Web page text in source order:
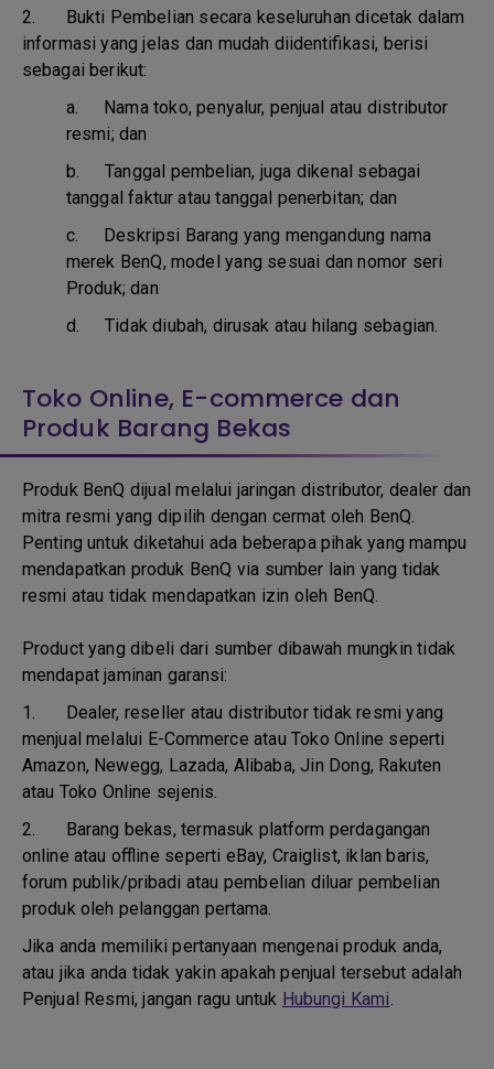
2. Bukti Pembelian secara keseluruhan dicetak dalam
informasi yang jelas dan mudah diidentifikasi, berisi
sebagai berikut:
a. Nama toko, penyalur, penjual atau distributor
resmi; dan
b. Tanggal pembelian, juga dikenal sebagai
tanggal faktur atau tanggal penerbitan; dan
c. Deskripsi Barang yang mengandung nama
merek BenQ, model yang sesuai dan nomor seri
Produk; dan
d.Tidak diubah, dirusak atau hilang sebagian.
Toko Online, E-commerce dan
Produk Barang Bekas
Produk BenQ dijual melalui jaringan distributor, dealer dan
mitra resmi yang dipilih dengan cermat oleh BenQ.
Penting untuk diketahui ada beberapa pihak yang mampu
mendapatkan produk BenQ via sumber lain yang tidak
resmi atau tidak mendapatkan izin oleh BenQ.
Product yang dibeli dari sumber dibawah mungkin tidak
mendapat jaminan garansi:
1. Dealer, reseller atau distributor tidak resmi yang
menjual melalui E-Commerce atau Toko Online seperti
Amazon, Newegg, Lazada, Alibaba, Jin Dong, Rakuten
atau Toko Online sejenis.
2. Barang bekas, termasuk platform perdagangan
online atau offline seperti eBay, Craiglist, iklan baris,
forum publik/pribadi atau pembelian diluar pembelian
produk oleh pelanggan pertama.
Jika anda memiliki pertanyaan mengenai produk anda,
atau jika anda tidak yakin apakah penjual tersebut adalah
Penjual Resmi, jangan ragu untuk Hubungi Kami.